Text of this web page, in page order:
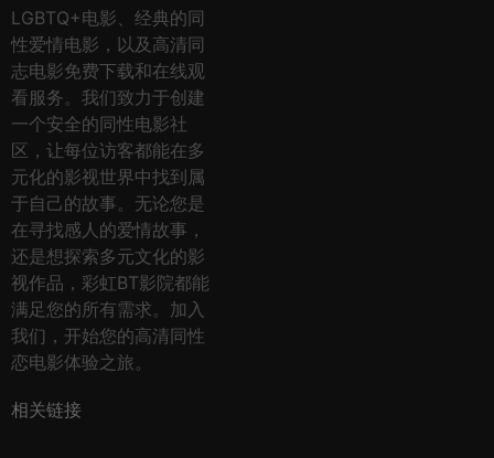
LGBTQ+电影、经典的同
性爱情电影，以及高清同
志电影免费下载和在线观
看服务。我们致力于创建
一个安全的同性电影社
区，让每位访客都能在多
元化的影视世界中找到属
于自己的故事。无论您是
在寻找感人的爱情故事，
还是想探索多元文化的影
视作品，彩虹BT影院都能
满足您的所有需求。加入
我们，开始您的高清同性
恋电影体验之旅。
相关链接